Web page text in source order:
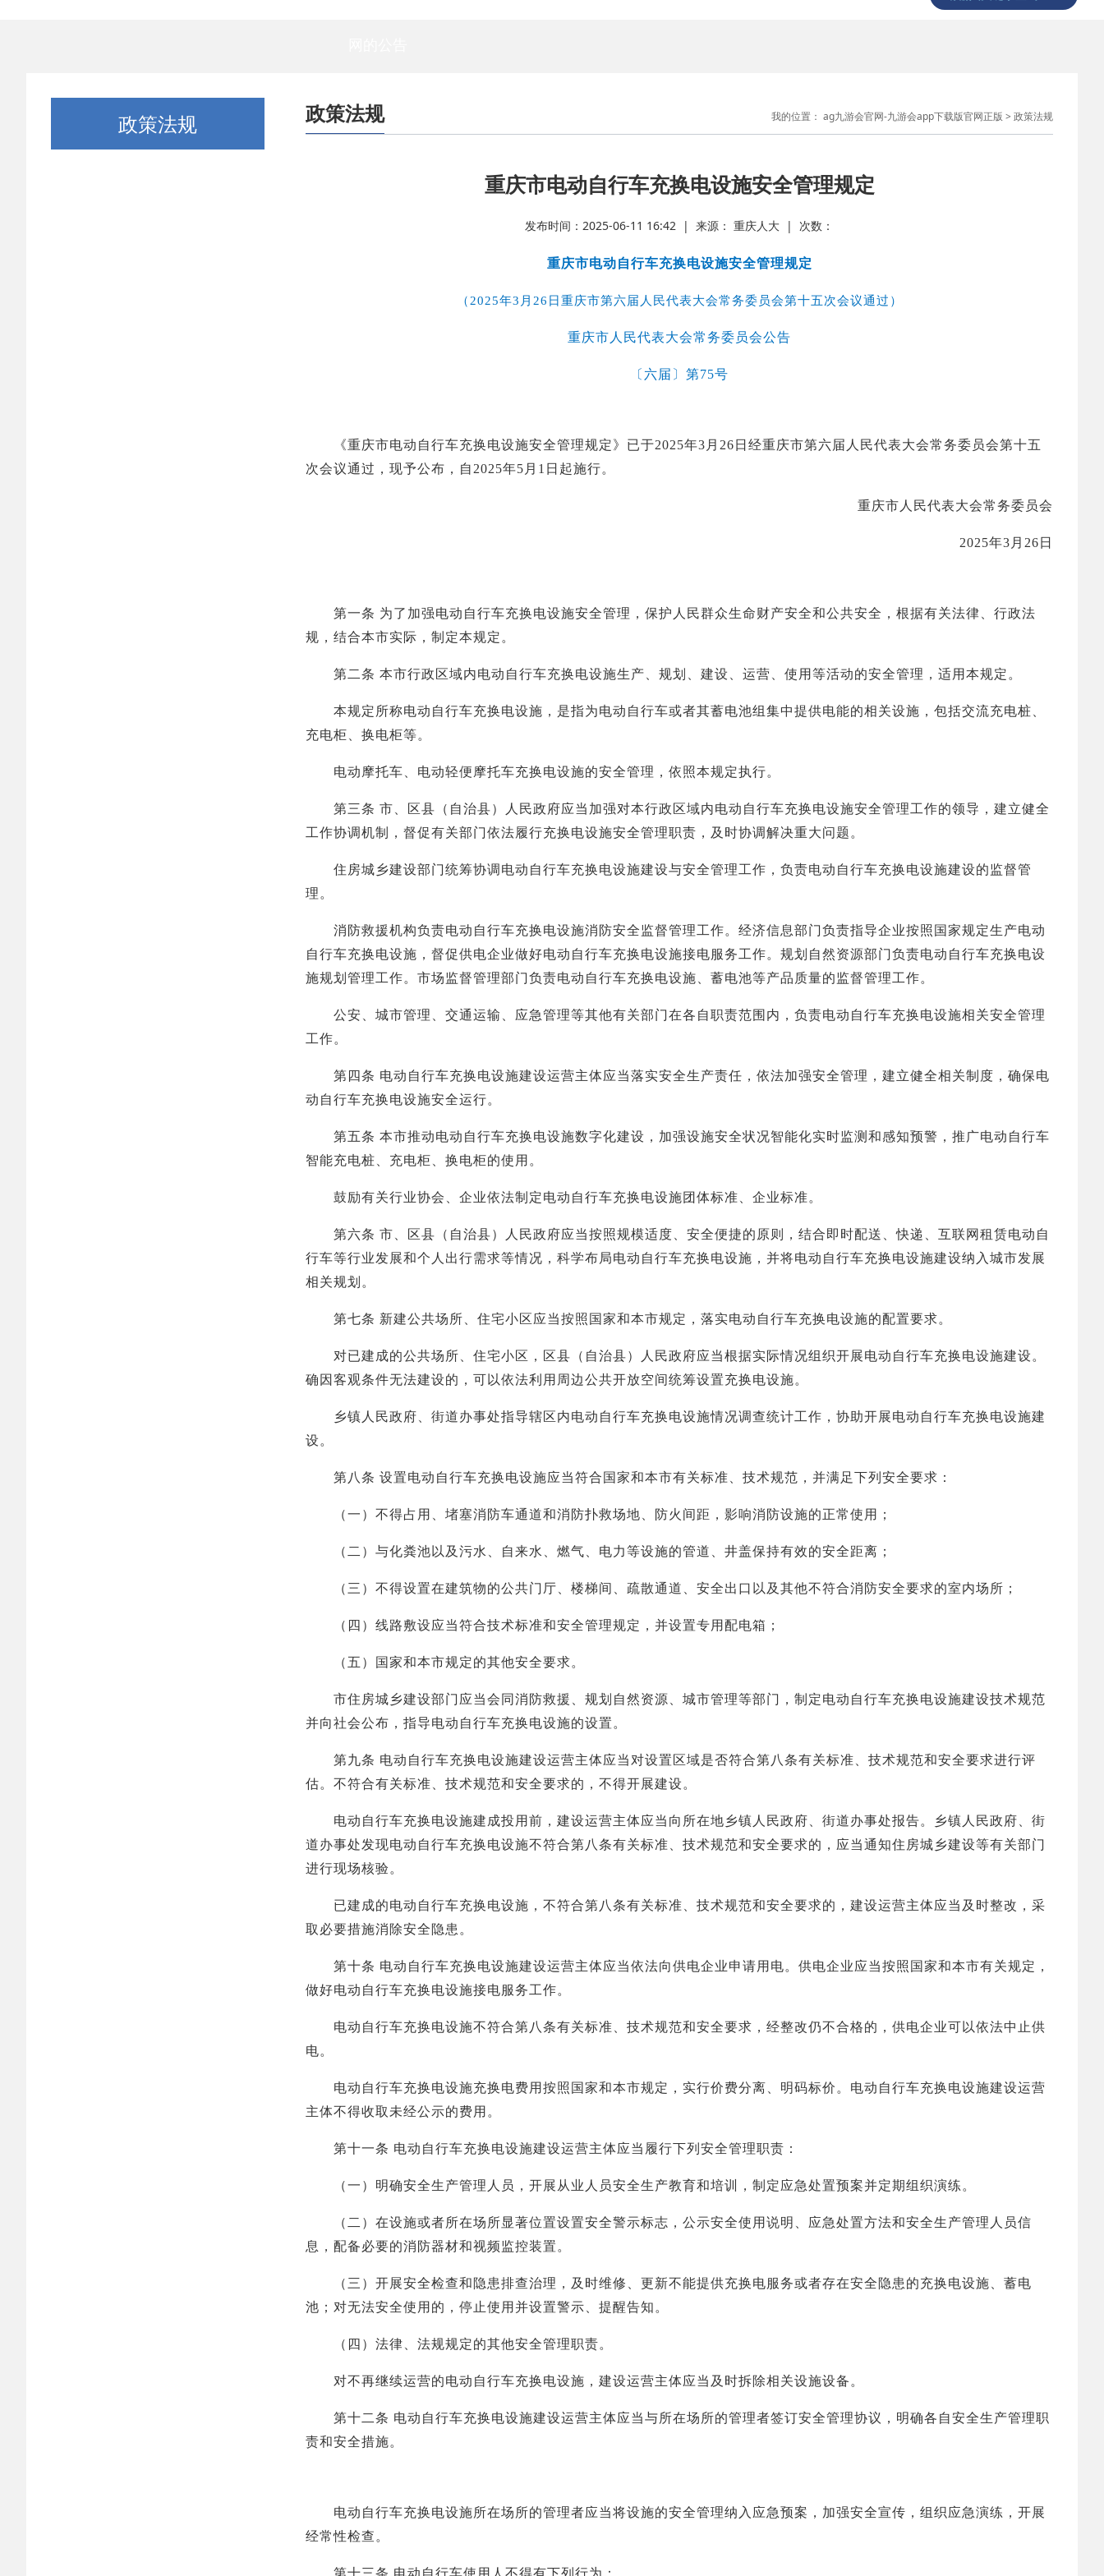
政策法规 政策法规 我的位置： ag九游会官网-九游会app下载版官网正版 > 政策法规
重庆市电动自行车充换电设施安全管理规定
发布时间：2025-06-11 16:42 | 来源： 重庆人大 | 次数：
重庆市电动自行车充换电设施安全管理规定
（2025年3月26日重庆市第六届人民代表大会常务委员会第十五次会议通过）
重庆市人民代表大会常务委员会公告
〔六届〕第75号
《重庆市电动自行车充换电设施安全管理规定》已于2025年3月26日经重庆市第六届人民代表大会常务委员会第十五
次会议通过，现予公布，自2025年5月1日起施行。
重庆市人民代表大会常务委员会
2025年3月26日
第一条 为了加强电动自行车充换电设施安全管理，保护人民群众生命财产安全和公共安全，根据有关法律、行政法
规，结合本市实际，制定本规定。
第二条 本市行政区域内电动自行车充换电设施生产、规划、建设、运营、使用等活动的安全管理，适用本规定。
本规定所称电动自行车充换电设施，是指为电动自行车或者其蓄电池组集中提供电能的相关设施，包括交流充电桩、
充电柜、换电柜等。
电动摩托车、电动轻便摩托车充换电设施的安全管理，依照本规定执行。
第三条 市、区县（自治县）人民政府应当加强对本行政区域内电动自行车充换电设施安全管理工作的领导，建立健全
工作协调机制，督促有关部门依法履行充换电设施安全管理职责，及时协调解决重大问题。
住房城乡建设部门统筹协调电动自行车充换电设施建设与安全管理工作，负责电动自行车充换电设施建设的监督管
理。
消防救援机构负责电动自行车充换电设施消防安全监督管理工作。经济信息部门负责指导企业按照国家规定生产电动
自行车充换电设施，督促供电企业做好电动自行车充换电设施接电服务工作。规划自然资源部门负责电动自行车充换电设
施规划管理工作。市场监督管理部门负责电动自行车充换电设施、蓄电池等产品质量的监督管理工作。
公安、城市管理、交通运输、应急管理等其他有关部门在各自职责范围内，负责电动自行车充换电设施相关安全管理
工作。
第四条 电动自行车充换电设施建设运营主体应当落实安全生产责任，依法加强安全管理，建立健全相关制度，确保电
动自行车充换电设施安全运行。
第五条 本市推动电动自行车充换电设施数字化建设，加强设施安全状况智能化实时监测和感知预警，推广电动自行车
智能充电桩、充电柜、换电柜的使用。
鼓励有关行业协会、企业依法制定电动自行车充换电设施团体标准、企业标准。
第六条 市、区县（自治县）人民政府应当按照规模适度、安全便捷的原则，结合即时配送、快递、互联网租赁电动自
行车等行业发展和个人出行需求等情况，科学布局电动自行车充换电设施，并将电动自行车充换电设施建设纳入城市发展
相关规划。
第七条 新建公共场所、住宅小区应当按照国家和本市规定，落实电动自行车充换电设施的配置要求。
对已建成的公共场所、住宅小区，区县（自治县）人民政府应当根据实际情况组织开展电动自行车充换电设施建设。
确因客观条件无法建设的，可以依法利用周边公共开放空间统筹设置充换电设施。
乡镇人民政府、街道办事处指导辖区内电动自行车充换电设施情况调查统计工作，协助开展电动自行车充换电设施建
设。
第八条 设置电动自行车充换电设施应当符合国家和本市有关标准、技术规范，并满足下列安全要求：
（一）不得占用、堵塞消防车通道和消防扑救场地、防火间距，影响消防设施的正常使用；
（二）与化粪池以及污水、自来水、燃气、电力等设施的管道、井盖保持有效的安全距离；
（三）不得设置在建筑物的公共门厅、楼梯间、疏散通道、安全出口以及其他不符合消防安全要求的室内场所；
（四）线路敷设应当符合技术标准和安全管理规定，并设置专用配电箱；
（五）国家和本市规定的其他安全要求。
市住房城乡建设部门应当会同消防救援、规划自然资源、城市管理等部门，制定电动自行车充换电设施建设技术规范
并向社会公布，指导电动自行车充换电设施的设置。
第九条 电动自行车充换电设施建设运营主体应当对设置区域是否符合第八条有关标准、技术规范和安全要求进行评
估。不符合有关标准、技术规范和安全要求的，不得开展建设。
电动自行车充换电设施建成投用前，建设运营主体应当向所在地乡镇人民政府、街道办事处报告。乡镇人民政府、街
道办事处发现电动自行车充换电设施不符合第八条有关标准、技术规范和安全要求的，应当通知住房城乡建设等有关部门
进行现场核验。
已建成的电动自行车充换电设施，不符合第八条有关标准、技术规范和安全要求的，建设运营主体应当及时整改，采
取必要措施消除安全隐患。
第十条 电动自行车充换电设施建设运营主体应当依法向供电企业申请用电。供电企业应当按照国家和本市有关规定，
做好电动自行车充换电设施接电服务工作。
电动自行车充换电设施不符合第八条有关标准、技术规范和安全要求，经整改仍不合格的，供电企业可以依法中止供
电。
电动自行车充换电设施充换电费用按照国家和本市规定，实行价费分离、明码标价。电动自行车充换电设施建设运营
主体不得收取未经公示的费用。
第十一条 电动自行车充换电设施建设运营主体应当履行下列安全管理职责：
（一）明确安全生产管理人员，开展从业人员安全生产教育和培训，制定应急处置预案并定期组织演练。
（二）在设施或者所在场所显著位置设置安全警示标志，公示安全使用说明、应急处置方法和安全生产管理人员信
息，配备必要的消防器材和视频监控装置。
（三）开展安全检查和隐患排查治理，及时维修、更新不能提供充换电服务或者存在安全隐患的充换电设施、蓄电
池；对无法安全使用的，停止使用并设置警示、提醒告知。
（四）法律、法规规定的其他安全管理职责。
对不再继续运营的电动自行车充换电设施，建设运营主体应当及时拆除相关设施设备。
第十二条 电动自行车充换电设施建设运营主体应当与所在场所的管理者签订安全管理协议，明确各自安全生产管理职
责和安全措施。
电动自行车充换电设施所在场所的管理者应当将设施的安全管理纳入应急预案，加强安全宣传，组织应急演练，开展
经常性检查。
第十三条 电动自行车使用人不得有下列行为：